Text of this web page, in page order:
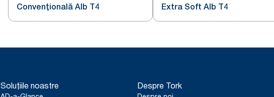
Convențională Alb T4
Extra Soft Alb T4
Soluțiile noastre Despre Tork